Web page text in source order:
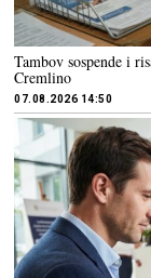
Tambov sospende i
Cremlino
07.08.2026 14:50